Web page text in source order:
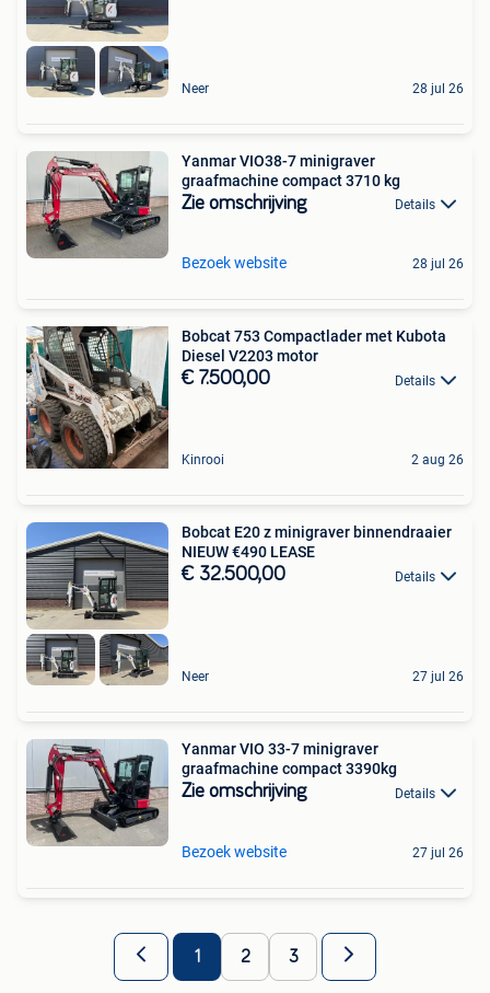
Neer 28 jul 26
Yanmar VIO38-7 minigraver
graafmachine compact 3710 kg
Zie omschrijving Details
Bezoek website 28 jul 26
Bobcat 753 Compactlader met Kubota
Diesel V2203 motor
€ 7.500,00 Details
Kinrooi 2 aug 26
Bobcat E20 z minigraver binnendraaier
NIEUW €490 LEASE
€ 32.500,00 Details
Neer 27 jul 26
Yanmar VIO 33-7 minigraver
graafmachine compact 3390kg
Zie omschrijving Details
Bezoek website 27 jul 26
1 2 3